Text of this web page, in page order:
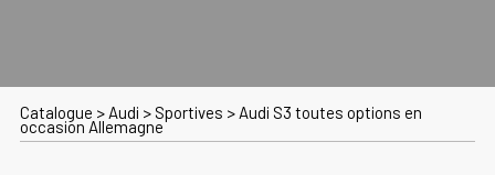
Catalogue > Audi > Sportives > Audi S3 toutes options en
occasion Allemagne